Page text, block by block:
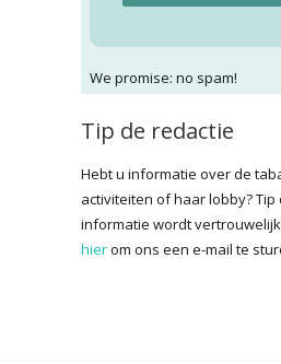
We promise: no spam!
Tip de redactie
Hebt u informatie over de
activiteiten of haar lobby? Tip
informatie wordt
hierom ons een e-mail te